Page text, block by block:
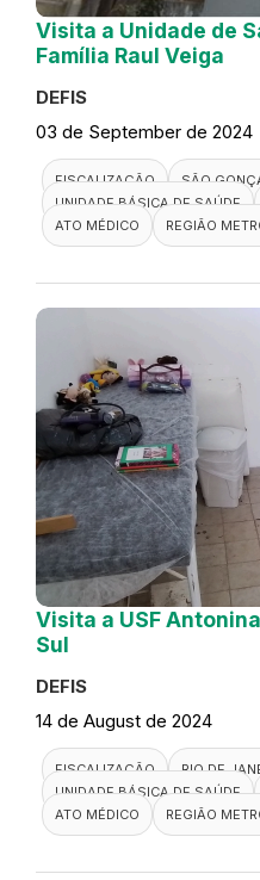
Visita a Unidade de
Família Raul Veiga
DEFIS
03 de September de 2024
FISCALIZAÇÃO
SÃO
UNIDADE BÁSICA DE SAÚDE
ATO MÉDICO
REGIÃO
Visita a USF
Sul
DEFIS
14 de August de 2024
FISCALIZAÇÃO
RIO DE
UNIDADE BÁSICA DE SAÚDE
ATO MÉDICO
REGIÃO